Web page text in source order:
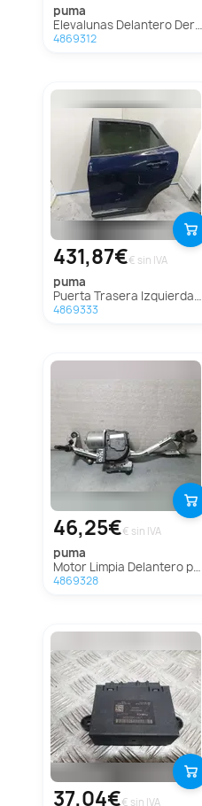
puma
Elevalunas Delantero Derecho Para Ford Puma
4869312
431,87€€ sin IVA
puma
Puerta Trasera Izquierda Para Ford Puma
4869333
46,25€€ sin IVA
puma
Motor Limpia Delantero para Ford Puma
4869328
37,04€€ sin IVA